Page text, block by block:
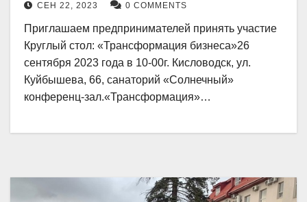
СЕН 22, 2023 0 COMMENTS
Приглашаем предпринимателей принять участие
Круглый стол: «Трансформация бизнеса»26
сентября 2023 года в 10-00г. Кисловодск, ул.
Куйбышева, 66, санаторий «Солнечный»
конференц-зал.«Трансформация»…